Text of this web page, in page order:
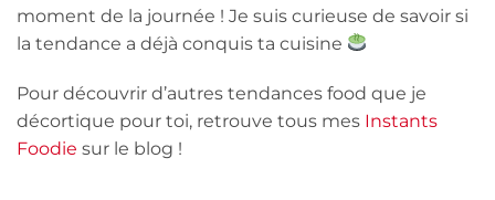
moment de la journée ! Je suis curieuse de savoir si
la tendance a déjà conquis ta cuisine
Pour découvrir d’autres tendances food que je
décortique pour toi, retrouve tous mes Instants
Foodie sur le blog !